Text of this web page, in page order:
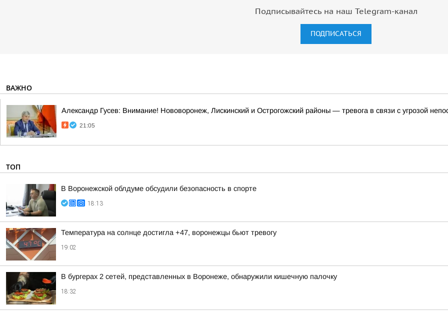
Подписывайтесь на наш Telegram-канал
ПОДПИСАТЬСЯ
ВАЖНО
Александр Гусев: Внимание! Нововоронеж, Лискинский и Острогожский районы — тревога в связи с угрозой
21:05
ТОП
В Воронежской облдуме обсудили безопасность в спорте
18:13
Температура на солнце достигла +47, воронежцы бьют тревогу
19:02
В бургерах 2 сетей, представленных в Воронеже, обнаружили кишечную палочку
18:32